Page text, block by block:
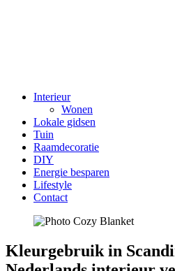
Interieur
Wonen
Lokale gidsen
Tuin
Raamdecoratie
DIY
Energie besparen
Lifestyle
Contact
Kleurgebruik in